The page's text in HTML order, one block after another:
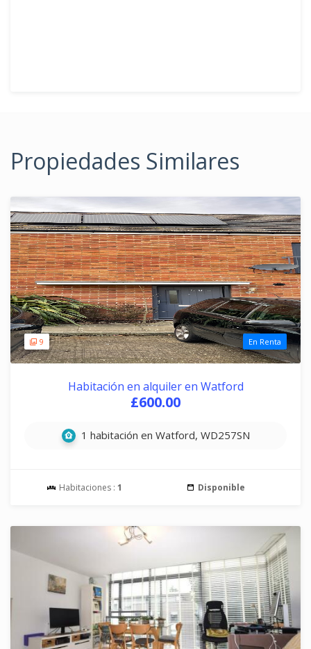
Propiedades Similares
9 En Renta
Habitación en alquiler en Watford
£600.00
1 habitación en Watford, WD257SN
Habitaciones : 1 Disponible